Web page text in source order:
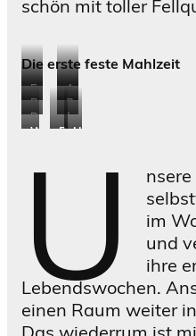
schön mit toller
Die erste feste Mahlzeit
E
l
i
A
l
e
B
l
c
k
B
a
B
y
u
i
a
t
t
W
b
t
d
e
B U
ä
g
l
U
im
und
ihre
Lebendswochen.
einen Raum weiter